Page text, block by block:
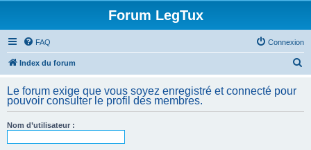
Forum LegTux
FAQ Connexion
Index du forum
h
Le forum exige que vous soyez enregistré et connecté pour
pouvoir consulter le profil des membres.
Nom d’utilisateur :